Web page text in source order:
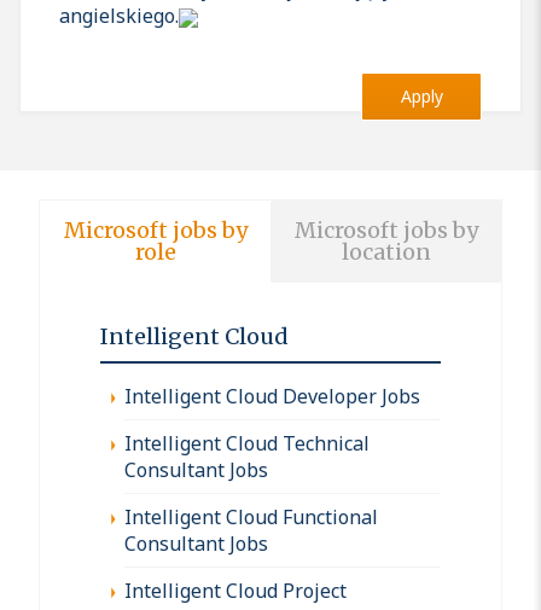
angielskiego.
Apply
Microsoft jobs by
role
Microsoft jobs by
location
Intelligent Cloud
Intelligent Cloud Developer Jobs
Intelligent Cloud Technical
Consultant Jobs
Intelligent Cloud Functional
Consultant Jobs
Intelligent Cloud Project